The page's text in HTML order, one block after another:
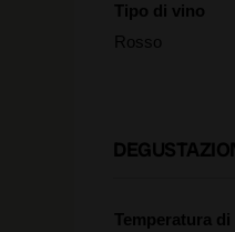
Tipo di vino
Rosso
Temperatura